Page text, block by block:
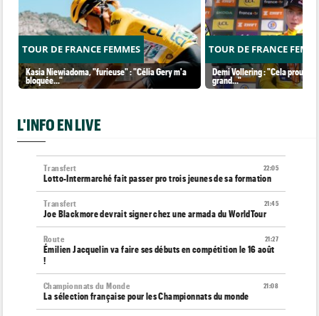
TOUR DE FRANCE FEMMES
Kasia Niewiadoma, "furieuse" : "Célia Gery m'a
bloquée..."
TOUR DE FRANCE
Demi Vollering : "Cela prouve
grand..."
L'INFO EN LIVE
22:05
Transfert
Lotto-Intermarché fait passer pro trois jeunes de sa formation
21:45
Transfert
Joe Blackmore devrait signer chez une armada du WorldTour
21:27
Route
Émilien Jacquelin va faire ses débuts en compétition le 16 août
!
21:08
Championnats du Monde
La sélection française pour les Championnats du monde